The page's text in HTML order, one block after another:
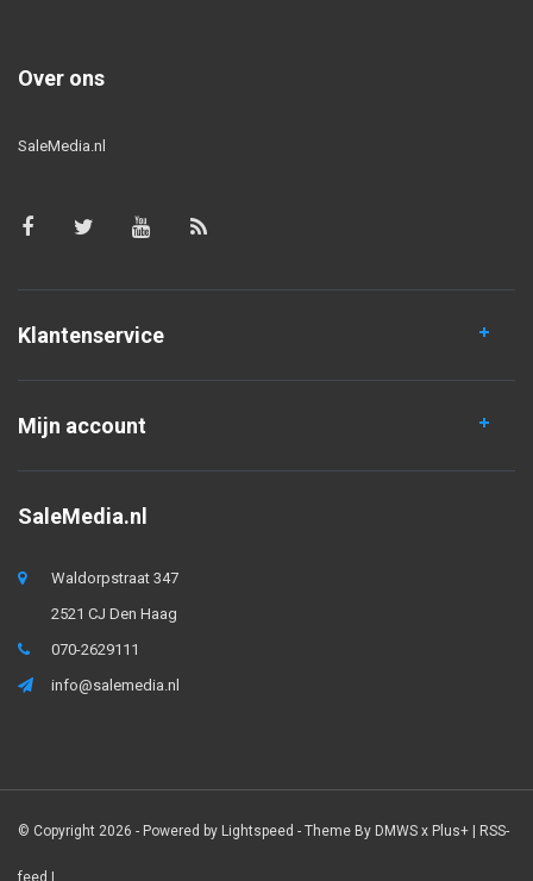
Over ons
SaleMedia.nl
Klantenservice
Mijn account
SaleMedia.nl
Waldorpstraat 347
2521 CJ Den Haag
070-2629111
info@salemedia.nl
© Copyright 2026 - Powered by Lightspeed - Theme By DMWS x Plus+ | RSS-
feed |